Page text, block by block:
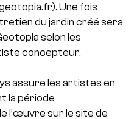
). Une fois
du jardin créé sera
selon les
concepteur.
assure les artistes en
la période
l’œuvre sur le site de